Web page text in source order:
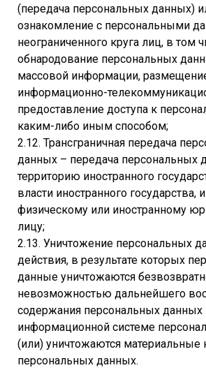
(передача персональных данных)
ознакомление с персональными
неограниченного круга лиц, в том
обнародование персональных
массовой информации,
информационно-
предоставление доступа к
каким-либо иным способом;
2.12. Трансграничная передача
данных – передача персональных
территорию иностранного
власти иностранного государства,
физическому или иностранному
лицу;
2.13. Уничтожение персональных
действия, в результате которых
данные уничтожаются
невозможностью дальнейшего
содержания персональных данных
информационной системе
(или) уничтожаются материальные
персональных данных.